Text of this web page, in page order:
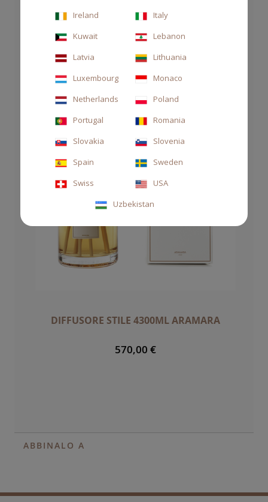
DIFFUSORE STILE 4300ML ARAMARA
570,00 €
ABBINALO A
Ireland
Italy
Kuwait
Lebanon
Latvia
Lithuania
Luxembourg
Monaco
Netherlands
Poland
Portugal
Romania
Slovakia
Slovenia
Spain
Sweden
Swiss
USA
Uzbekistan